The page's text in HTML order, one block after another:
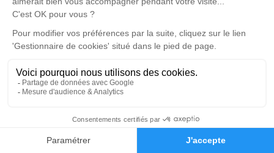
Faire-part Hommages
Un service de plantation d’arbre hommage est
disponible ici.
Je rends hommage
Cérémonie civile
Cimetière de La Grand-Combe
30110 La Grand-Combe